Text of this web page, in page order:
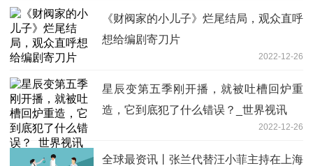
《财阀家的小儿子》烂尾结局，观众直呼
想给编剧寄刀片
2022-12-26
星辰变第五季刚开播，就被吐槽回炉重
造，它到底犯了什么错误？_世界视讯
2022-12-26
全球最资讯丨张兰代替汪小菲主持在上海